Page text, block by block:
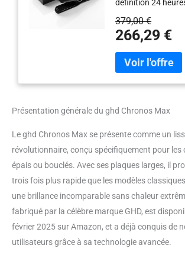
définition 24
2x plus de
casse (6). Admirez
ultra-brillants et
de plaques mobiles
céramique 85%
coiffage ultra-
en un seul
élégant et ses
vous permettent
lissage ou
Des cheveux
coiffage de 185°C
résultats
compromettre la
cheveux. Lisseur
379,00 €
266,29 €
Présentation générale du ghd Chronos Max
Le ghd Chronos Max se présente comme un
révolutionnaire, conçu spécifiquement pour les
épais ou bouclés. Avec ses plaques larges, il
trois fois plus rapide que les modèles
une brillance incomparable sans chaleur
fabriqué par la célèbre marque GHD, est
février 2025 sur Amazon, et a déjà conquis de
utilisateurs grâce à sa technologie avancée.